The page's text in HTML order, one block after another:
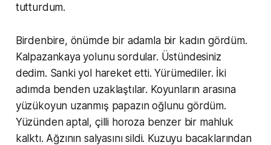
tutturdum.
Birdenbire, önümde bir adamla bir kadın gördüm.
Kalpazankaya yolunu sordular. Üstündesiniz
dedim. Sanki yol hareket etti. Yürümediler. İki
adımda benden uzaklaştılar. Koyunların arasına
yüzükoyun uzanmış papazın oğlunu gördüm.
Yüzünden aptal, çilli horoza benzer bir mahluk
kalktı. Ağzının salyasını sildi. Kuzuyu bacaklarından